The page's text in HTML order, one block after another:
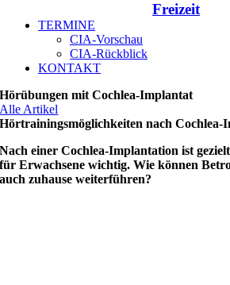
Freizeit
TERMINE
CIA-Vorschau
CIA-Rückblick
KONTAKT
Hörübungen mit Cochlea-Implantat
Alle Artikel
Hörtrainingsmöglichkeiten nach Cochlea-
Nach einer Cochlea-Implantation ist
für Erwachsene wichtig. Wie können
auch zuhause weiterführen?